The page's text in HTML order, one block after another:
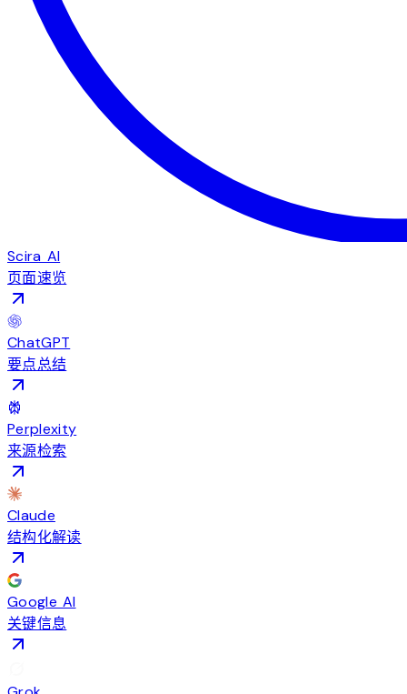
Scira AI
页面速览
ChatGPT
要点总结
Perplexity
来源检索
Claude
结构化解读
Google AI
关键信息